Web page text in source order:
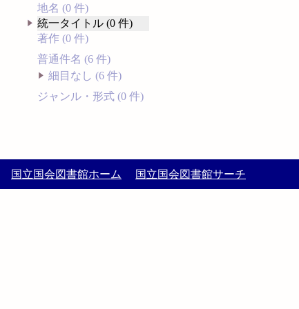
地名 (0 件)
統一タイトル (0 件)
著作 (0 件)
普通件名 (6 件)
細目なし (6 件)
ジャンル・形式 (0 件)
国立国会図書館ホーム 国立国会図書館サーチ